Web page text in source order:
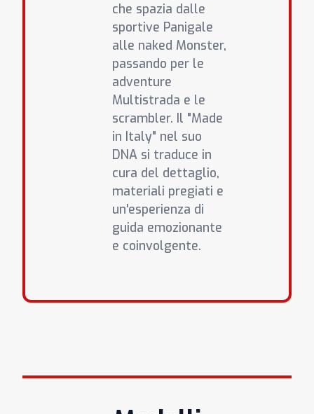
che spazia dalle
sportive Panigale
alle naked Monster,
passando per le
adventure
Multistrada e le
scrambler. Il "Made
in Italy" nel suo
DNA si traduce in
cura del dettaglio,
materiali pregiati e
un'esperienza di
guida emozionante
e coinvolgente.